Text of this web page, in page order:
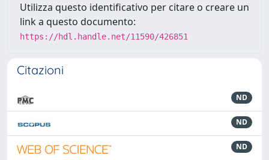
Utilizza questo identificativo per citare o creare un
link a questo documento:
https://hdl.handle.net/11590/426851
Citazioni
ND
ND
ND